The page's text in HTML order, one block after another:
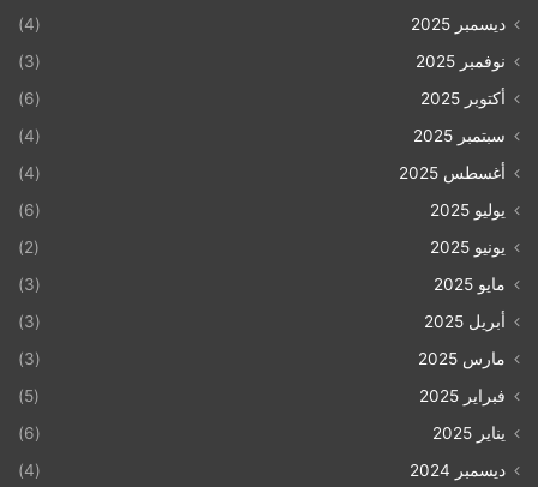
ديسمبر 2025
(4)
نوفمبر 2025
(3)
أكتوبر 2025
(6)
سبتمبر 2025
(4)
أغسطس 2025
(4)
يوليو 2025
(6)
يونيو 2025
(2)
مايو 2025
(3)
أبريل 2025
(3)
مارس 2025
(3)
فبراير 2025
(5)
يناير 2025
(6)
ديسمبر 2024
(4)